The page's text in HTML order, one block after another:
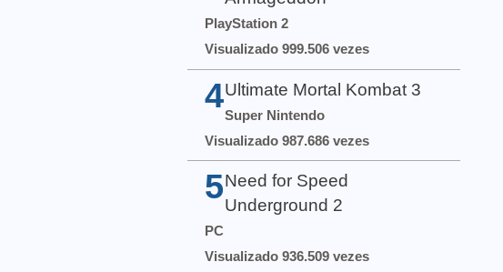
PlayStation 2
Visualizado 999.506 vezes
4 Ultimate Mortal Kombat 3
Super Nintendo
Visualizado 987.686 vezes
5 Need for Speed
Underground 2
PC
Visualizado 936.509 vezes